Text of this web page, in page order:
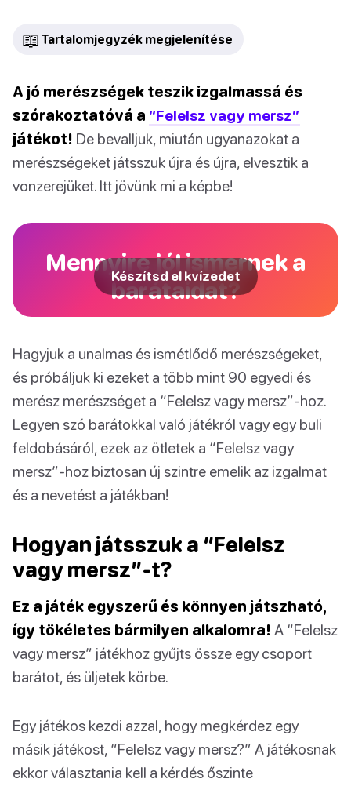
📖 Tartalomjegyzék megjelenítése
A jó merészségek teszik izgalmassá és
szórakoztatóvá a “Felelsz vagy mersz”
játékot! De bevalljuk, miután ugyanazokat a
merészségeket játsszuk újra és újra, elvesztik a
vonzerejüket. Itt jövünk mi a képbe!
Mennyire jól ismernek a
barátaidat?
Készítsd el kvízedet
Hagyjuk a unalmas és ismétlődő merészségeket,
és próbáljuk ki ezeket a több mint 90 egyedi és
merész merészséget a “Felelsz vagy mersz”-hoz.
Legyen szó barátokkal való játékról vagy egy buli
feldobásáról, ezek az ötletek a “Felelsz vagy
mersz”-hoz biztosan új szintre emelik az izgalmat
és a nevetést a játékban!
Hogyan játsszuk a “Felelsz
vagy mersz”-t?
Ez a játék egyszerű és könnyen játszható,
így tökéletes bármilyen alkalomra! A “Felelsz
vagy mersz” játékhoz gyűjts össze egy csoport
barátot, és üljetek körbe.
Egy játékos kezdi azzal, hogy megkérdez egy
másik játékost, “Felelsz vagy mersz?” A játékosnak
ekkor választania kell a kérdés őszinte